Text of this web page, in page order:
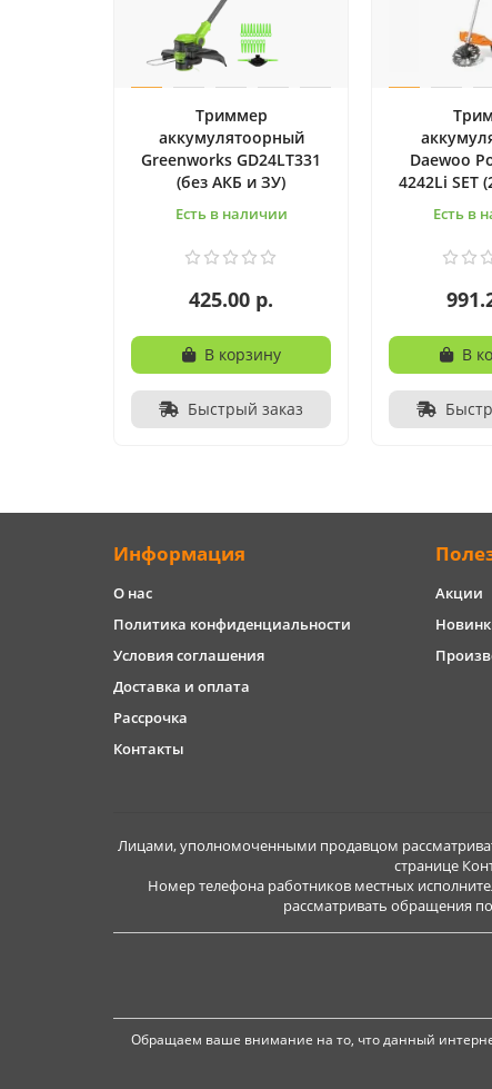
Триммер
аккумулятоорный
Greenworks GD24LT331
(без АКБ и ЗУ)
Есть в наличии
425.00 р.
В корзину
Быстрый заказ
Daewoo
4242Li SET
Есть в
В
Информация
О нас
Политика конфиденциальности
Условия соглашения
Доставка и оплата
Рассрочка
Контакты
Акции
Лицами, уполномоченными продавцом
странице
Номер телефона работников местных
рассматривать обращения
Обращаем ваше внимание на то, что данный